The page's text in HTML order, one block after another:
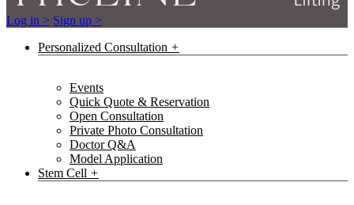
Log in > Sign up >
Personalized Consultation
Events
Quick Quote & Reservation
Open Consultation
Private Photo Consultation
Doctor Q&A
Model Application
Stem Cell